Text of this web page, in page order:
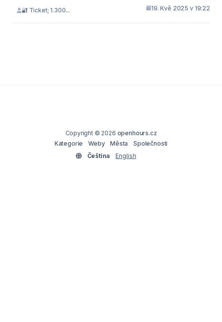
🔐 Ticket; 1.300... 19. Kvě 2025 v 19:22
Copyright © 2026 openhours.cz
Kategorie
Weby Města
Společnosti
Čeština
English